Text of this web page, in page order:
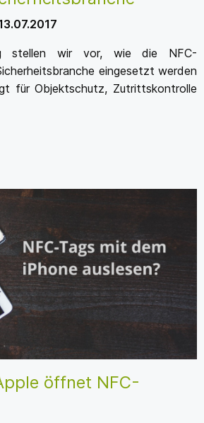
stellen wir vor, wie die NFC-
eingesetzt werden
für Objektschutz, Zutrittskontrolle
öffnet NFC-